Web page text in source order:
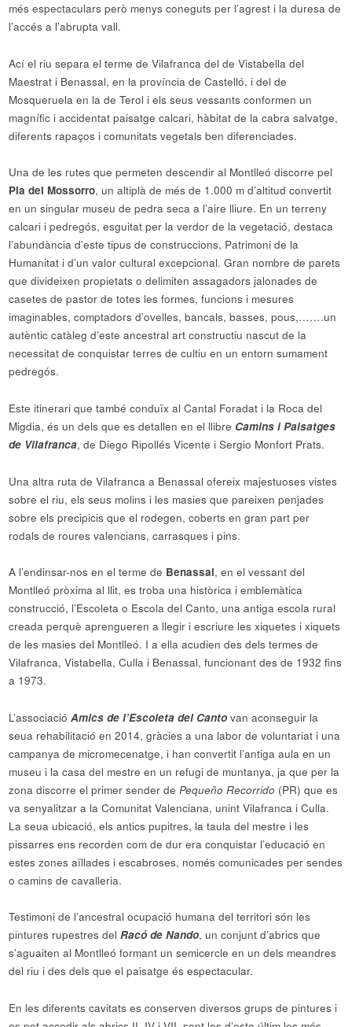
més espectaculars però menys coneguts per l’agrest i la duresa de
l’accés a l’abrupta vall.
Ací el riu separa el terme de Vilafranca del de Vistabella del
Maestrat i Benassal, en la província de Castelló, i del de
Mosqueruela en la de Terol i els seus vessants conformen un
magnífic i accidentat paisatge calcari, hàbitat de la cabra salvatge,
diferents rapaços i comunitats vegetals ben diferenciades.
Una de les rutes que permeten descendir al Montlleó discorre pel
Pla del Mossorro, un altiplà de més de 1.000 m d’altitud convertit
en un singular museu de pedra seca a l’aire lliure. En un terreny
calcari i pedregós, esguitat per la verdor de la vegetació, destaca
l’abundància d’este tipus de construccions, Patrimoni de la
Humanitat i d’un valor cultural excepcional. Gran nombre de parets
que divideixen propietats o delimiten assagadors jalonades de
casetes de pastor de totes les formes, funcions i mesures
imaginables, comptadors d’ovelles, bancals, basses, pous,…….un
autèntic catàleg d’este ancestral art constructiu nascut de la
necessitat de conquistar terres de cultiu en un entorn sumament
pedregós.
Este itinerari que també conduïx al Cantal Foradat i la Roca del
Migdia, és un dels que es detallen en el llibre Camins i Paisatges
de Vilafranca, de Diego Ripollés Vicente i Sergio Monfort Prats.
Una altra ruta de Vilafranca a Benassal ofereix majestuoses vistes
sobre el riu, els seus molins i les masies que pareixen penjades
sobre els precipicis que el rodegen, coberts en gran part per
rodals de roures valencians, carrasques i pins.
A l’endinsar-nos en el terme de Benassal, en el vessant del
Montlleó pròxima al llit, es troba una històrica i emblemàtica
construcció, l’Escoleta o Escola del Canto, una antiga escola rural
creada perquè aprengueren a llegir i escriure les xiquetes i xiquets
de les masies del Montlleó. I a ella acudien des dels termes de
Vilafranca, Vistabella, Culla i Benassal, funcionant des de 1932 fins
a 1973.
L’associacióAmics de l’Escoleta del Canto van aconseguir la
seua rehabilitació en 2014, gràcies a una labor de voluntariat i una
campanya de micromecenatge, i han convertit l’antiga aula en un
museu i la casa del mestre en un refugi de muntanya, ja que per la
zona discorre el primer sender dePequeño Recorrido (PR) que es
va senyalitzar a la Comunitat Valenciana, unint Vilafranca i Culla.
La seua ubicació, els antics pupitres, la taula del mestre i les
pissarres ens recorden com de dur era conquistar l’educació en
estes zones aïllades i escabroses, només comunicades per sendes
o camins de cavalleria.
Testimoni de l’ancestral ocupació humana del territori són les
pintures rupestres delRacó de Nando, un conjunt d’abrics que
s’aguaiten al Montlleó formant un semicercle en un dels meandres
del riu i des dels que el paisatge és espectacular.
En les diferents cavitats es conserven diversos grups de pintures i